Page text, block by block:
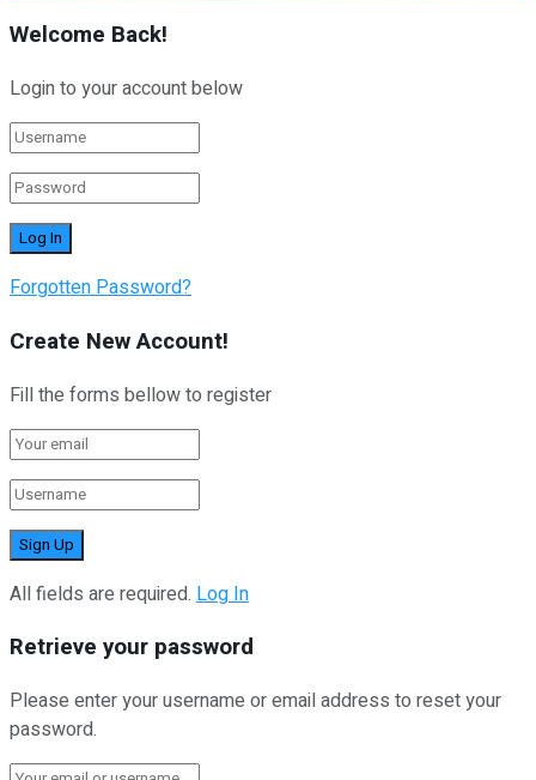
Welcome Back!
Login to your account below
Forgotten Password?
Create New Account!
Fill the forms bellow to register
All fields are required. Log In
Retrieve your password
Please enter your username or email address to reset your
password.